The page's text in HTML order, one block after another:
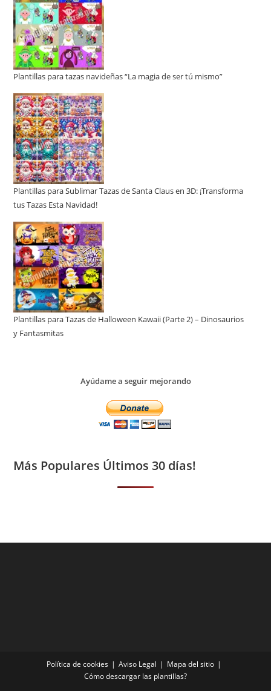
Plantillas para tazas navideñas “La magia de ser tú mismo”
Plantillas para Sublimar Tazas de Santa Claus en 3D: ¡Transforma
tus Tazas Esta Navidad!
Plantillas para Tazas de Halloween Kawaii (Parte 2) – Dinosaurios
y Fantasmitas
Ayúdame a seguir mejorando
Más Populares Últimos 30 días!
Política de cookies Aviso Legal
Mapa del sitio
Cómo descargar las plantillas?